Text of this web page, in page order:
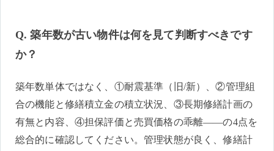
Q. 築年数が古い物件は何を見て判断すべきです
か？
築年数単体ではなく、①耐震基準（旧/新）、②管理組
合の機能と修繕積立金の積立状況、③長期修繕計画の
有無と内容、④担保評価と売買価格の乖離——の4点を
総合的に確認してください。管理状態が良く、修繕計